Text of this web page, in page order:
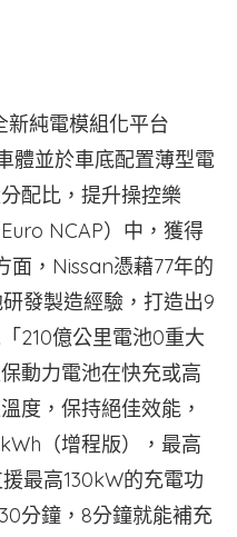
新純電模組化平台
體並於車底配置薄型電
配比，提升操控樂
NCAP）中，獲得
面，Nissan憑藉77年的
發製造經驗，打造出9
210億公里電池0重大
動力電池在快充或高
度，保持絕佳效能，
（增程版），最高
最高130kW的充電功
分鐘，8分鐘就能補充